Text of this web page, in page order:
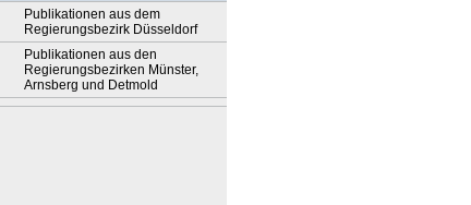
Publikationen aus dem
Regierungsbezirk Düsseldorf
Publikationen aus den
Regierungsbezirken Münster,
Arnsberg und Detmold